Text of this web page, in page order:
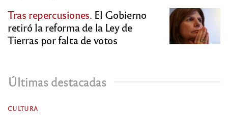
Tras repercusiones. El Gobierno
retiró la reforma de la Ley de
Tierras por falta de votos
Últimas destacadas
CULTURA